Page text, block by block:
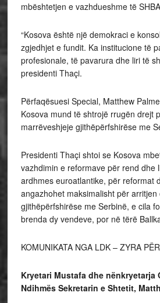
mbështetjen e vazhdueshme të
“Kosova është një demokraci e
zgjedhjet e fundit. Ka institucione të
profesionale, të pavarura dhe liri të
presidenti Thaçi.
Përfaqësuesi Special, Matthew
Kosova mund të shtrojë rrugën drejt
marrëveshjeje gjithëpërfshirëse me
Presidenti Thaçi shtoi se Kosova
vazhdimin e reformave për rend dhe
ardhmes euroatlantike, për reformat
angazhohet maksimalisht për
gjithëpërfshirëse me Serbinë, e cila
brenda dy vendeve, por në tërë
KOMUNIKATA NGA LDK – ZYRA
Kryetari Mustafa dhe nënkryetarja
Ndihmës Sekretarin e Shtetit,